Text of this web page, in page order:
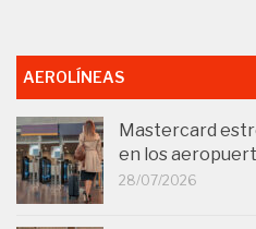
AEROLÍNEAS
Mastercard
en los
28/07/2026